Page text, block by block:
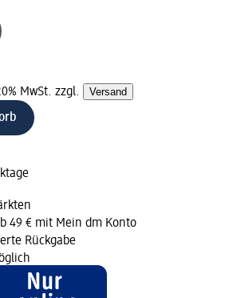
MwSt. zzgl. Versand
49 € mit Mein dm Konto
Rückgabe